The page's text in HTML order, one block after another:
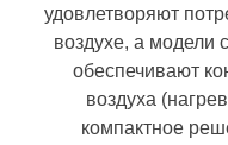
удовлетворяют
воздухе, а модели
обеспечивают
воздуха
компактное